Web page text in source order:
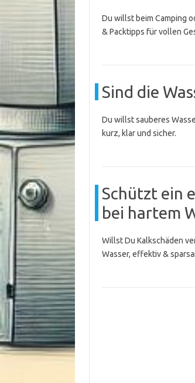
Du willst beim Camping
& Packtipps für vollen
Sind die
Du willst sauberes
kurz, klar und sicher.
Schützt ein
bei hartem
Willst Du Kalkschäden
Wasser, effektiv &